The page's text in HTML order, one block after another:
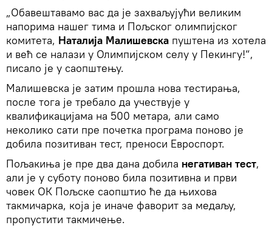
„Обавештавамо вас да је захваљујући великим
напорима нашег тима и Пољског олимпијског
комитета, Наталија Малишевска пуштена из хотела
и већ се налази у Олимпијском селу у Пекингу!“,
писало је у саопштењу.
Малишевска је затим прошла нова тестирања,
после тога је требало да учествује у
квалификацијама на 500 метара, али само
неколико сати пре почетка програма поново је
добила позитиван тест, преноси Евроспорт.
Пољакиња је пре два дана добила негативан тест,
али је у суботу поново била позитивна и први
човек ОК Пољске саопштио ће да њихова
такмичарка, која је иначе фаворит за медаљу,
пропустити такмичење.